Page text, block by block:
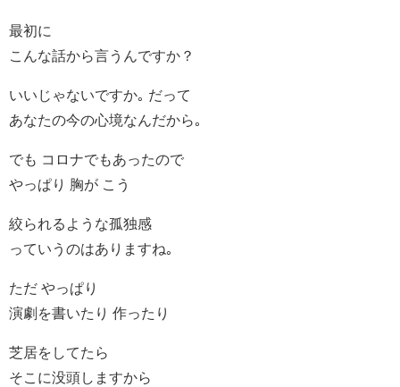
最初に
こんな話から言うんですか？
いいじゃないですか｡ だって
あなたの今の心境なんだから｡
でも コロナでもあったので
やっぱり 胸が こう
絞られるような孤独感
っていうのはありますね｡
ただ やっぱり
演劇を書いたり 作ったり
芝居をしてたら
そこに没頭しますから